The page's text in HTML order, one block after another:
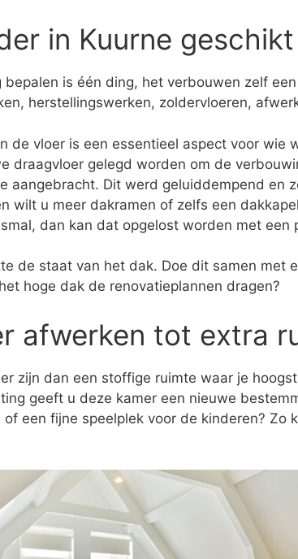
in Kuurne
bepalen is één ding, het verbouwen zelf
herstellingswerken, zoldervloeren,
de vloer is een essentieel aspect voor
draagvloer gelegd worden om de
aangebracht. Dit werd geluiddempend
wilt u meer dakramen of zelfs een
dan kan dat opgelost worden met een
de staat van het dak. Doe dit samen met
hoge dak de renovatieplannen dragen?
afwerken tot extra
zijn dan een stoffige ruimte waar je
geeft u deze kamer een nieuwe
een fijne speelplek voor de kinderen? Zo